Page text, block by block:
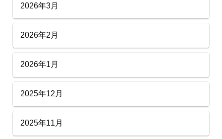
2026年3月
2026年2月
2026年1月
2025年12月
2025年11月